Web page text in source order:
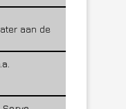
aan de